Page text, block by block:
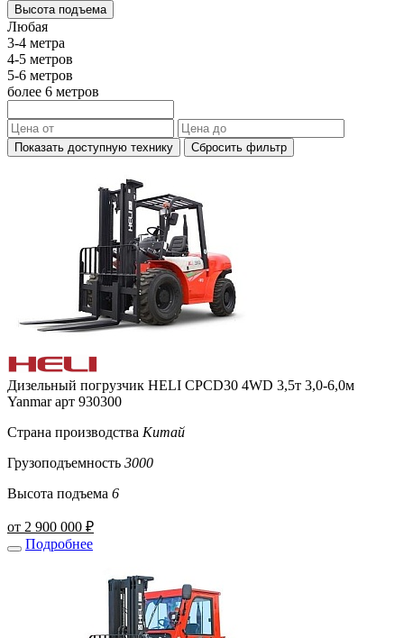
Высота подъема
Любая
3-4 метра
4-5 метров
5-6 метров
более 6 метров
Показать доступную технику Сбросить фильтр
Дизельный погрузчик HELI CPCD30 4WD 3,5т 3,0-6,0м
Yanmar арт 930300
Страна производства Китай
Грузоподъемность 3000
Высота подъема 6
от 2 900 000 ₽
Подробнее